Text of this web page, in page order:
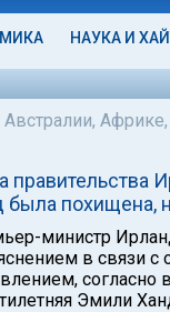
НАУКА И
правительства
была похищена,
министр
в связи с
Эмили